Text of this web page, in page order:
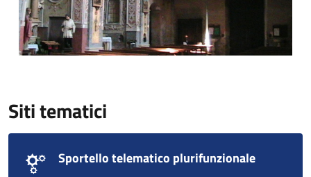
Siti tematici
Sportello telematico plurifunzionale